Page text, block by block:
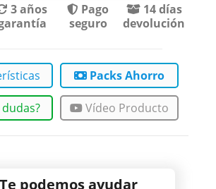
Te podemos ayudar
3 años
Pago
seguro
14 días
devolución
Packs Ahorro
Vídeo Producto